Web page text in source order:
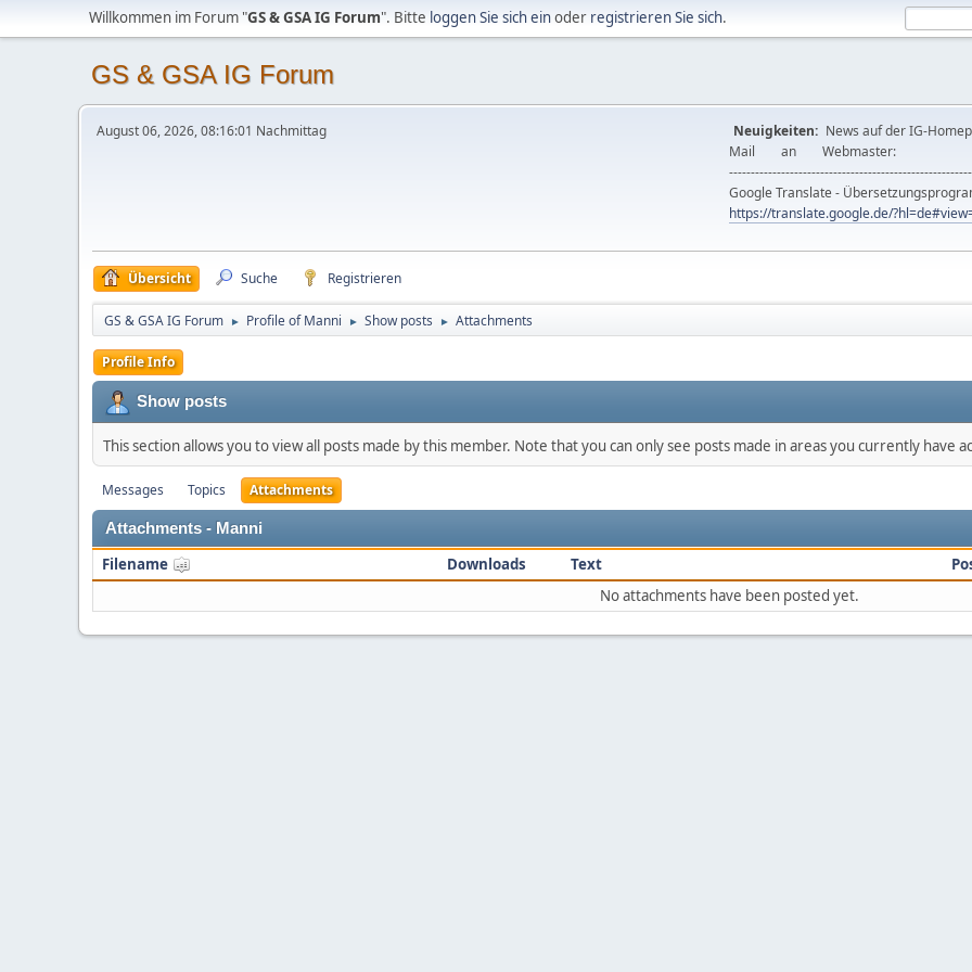
Willkommen im Forum "GS & GSA IG Forum". Bitte loggen Sie sich einoder registrieren Sie sich.
GS & GSA IG Forum
August 06, 2026, 08:16:01 Nachmittag Neuigkeiten: News auf der IG-
Mail an
Google Translate -
https://translate.google.de/
Übersicht Suche Registrieren
GS & GSA IG Forum ► Profile of Manni ► Show posts ► Attachments
Profile Info
Show posts
This section allows you to view all posts made by this member. Note that you can only see posts made in areas you currently have
Messages Topics Attachments
Attachments - Manni
Filename Downloads Text
No attachments have been posted yet.